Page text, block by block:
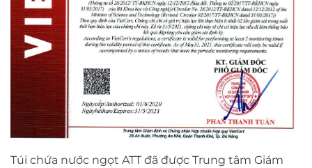
Túi chứa nước ngọt ATT đã được Trung tâm Giám